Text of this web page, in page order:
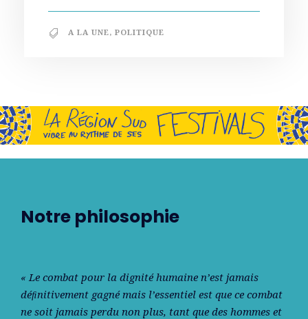
A LA UNE, POLITIQUE
Notre philosophie
« Le combat pour la dignité humaine n’est jamais
déﬁnitivement gagné mais l’essentiel est que ce combat
ne soit jamais perdu non plus, tant que des hommes et